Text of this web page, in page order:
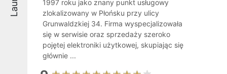
1997 roku jako znany punkt usługowy
zlokalizowany w Płońsku przy ulicy
Grunwaldzkiej 34. Firma wyspecjalizowała
się w serwisie oraz sprzedaży szeroko
pojętej elektroniki użytkowej, skupiając się
głównie ...